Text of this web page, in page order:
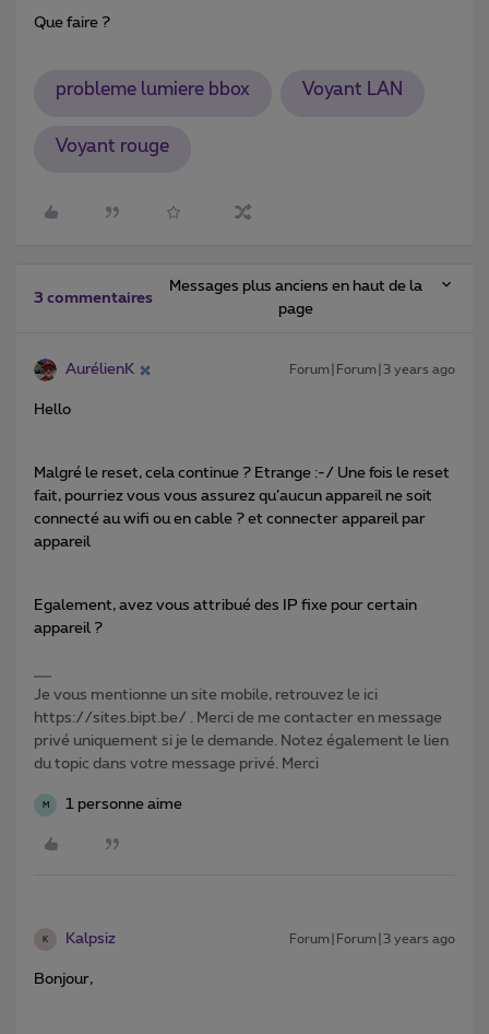
Que faire ?
probleme lumiere bbox Voyant LAN
Voyant rouge
3 commentaires
Messages plus anciens en haut de la
page
AurélienK Forum|Forum|3 years ago
Hello
Malgré le reset, cela continue ? Etrange :-/ Une fois le reset
fait, pourriez vous vous assurez qu’aucun appareil ne soit
connecté au wifi ou en cable ? et connecter appareil par
appareil
Egalement, avez vous attribué des IP fixe pour certain
appareil ?
Je vous mentionne un site mobile, retrouvez le ici
https://sites.bipt.be/ . Merci de me contacter en message
privé uniquement si je le demande. Notez également le lien
du topic dans votre message privé. Merci
M 1 personne aime
K Kalpsiz Forum|Forum|3 years ago
Bonjour,